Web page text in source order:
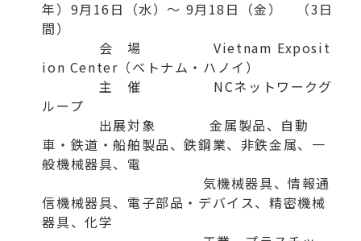
年）9月16日（水）～ 9月18日（金） （3日
間）
会 場 Vietnam Exposit
ion Center（ベトナム・ハノイ）
主 催 NCネットワークグ
ループ
出展対象 金属製品、自動
車・鉄道・船舶製品、鉄鋼業、非鉄金属、一
般機械器具、電
気機械器具、情報通
信機械器具、電子部品・デバイス、精密機械
器具、化学